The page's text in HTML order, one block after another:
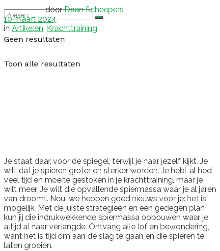
Geen resultaten
Toon alle resultaten
door Daan Scheepers
10 maart 2024
in Artikelen, Krachttraining
Je staat daar, voor de spiegel, terwijl je naar jezelf kijkt. Je
wilt dat je spieren groter en sterker worden. Je hebt al heel
veel tijd en moeite gestoken in je krachttraining, maar je
wilt meer. Je wilt die opvallende spiermassa waar je al jaren
van droomt. Nou, we hebben goed nieuws voor je: het is
mogelijk. Met de juiste strategieën en een gedegen plan
kun jij die indrukwekkende spiermassa opbouwen waar je
altijd al naar verlangde. Ontvang alle lof en bewondering,
want het is tijd om aan de slag te gaan en die spieren te
laten groeien.